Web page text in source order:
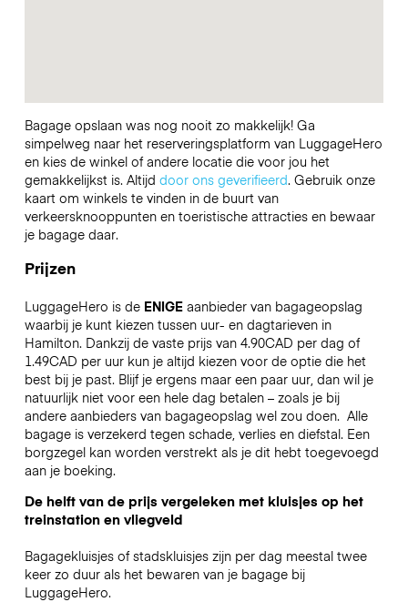
Bagage opslaan was nog nooit zo makkelijk! Ga
simpelweg naar het reserveringsplatform van LuggageHero
en kies de winkel of andere locatie die voor jou het
gemakkelijkst is. Altijd door ons geverifieerd. Gebruik onze
kaart om winkels te vinden in de buurt van
verkeersknooppunten en toeristische attracties en bewaar
je bagage daar.
Prijzen
LuggageHero is de ENIGEaanbieder van bagageopslag
waarbij je kunt kiezen tussen uur- en dagtarieven in
Hamilton. Dankzij de vaste prijs van 4.90CAD per dag of
1.49CAD per uur kun je altijd kiezen voor de optie die het
best bij je past. Blijf je ergens maar een paar uur, dan wil je
natuurlijk niet voor een hele dag betalen – zoals je bij
andere aanbieders van bagageopslag wel zou doen. Alle
bagage is verzekerd tegen schade, verlies en diefstal. Een
borgzegel kan worden verstrekt als je dit hebt toegevoegd
aan je boeking.
De helft van de prijs vergeleken met kluisjes op het
treinstation en vliegveld
Bagagekluisjes of stadskluisjes zijn per dag meestal twee
keer zo duur als het bewaren van je bagage bij
LuggageHero.